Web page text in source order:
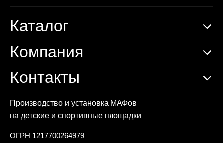
Производство и установка МАФов
на детские и спортивные площадки
ОГРН 1217700264979
Каталог
Компания
Контакты